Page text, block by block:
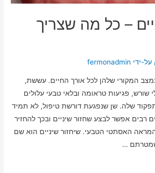
– כל מה שצריך
על-ידי fermonadmin
המקורי שלהן לכל אורך החיים. עששת,
שורש, פגיעות טראומה ובלאי טבעי עלולים
שלה. שן שנפגעת דורשת טיפול, לא תמיד
רבים אפשר לבצע שחזור שיניים ובכך להחזיר
האסתטי הטבעי. שיחזור שיניים הוא שם
שמטרתם …